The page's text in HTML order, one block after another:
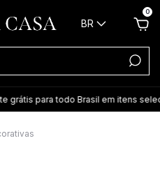
BR
0
todo Brasil em itens selecionados.